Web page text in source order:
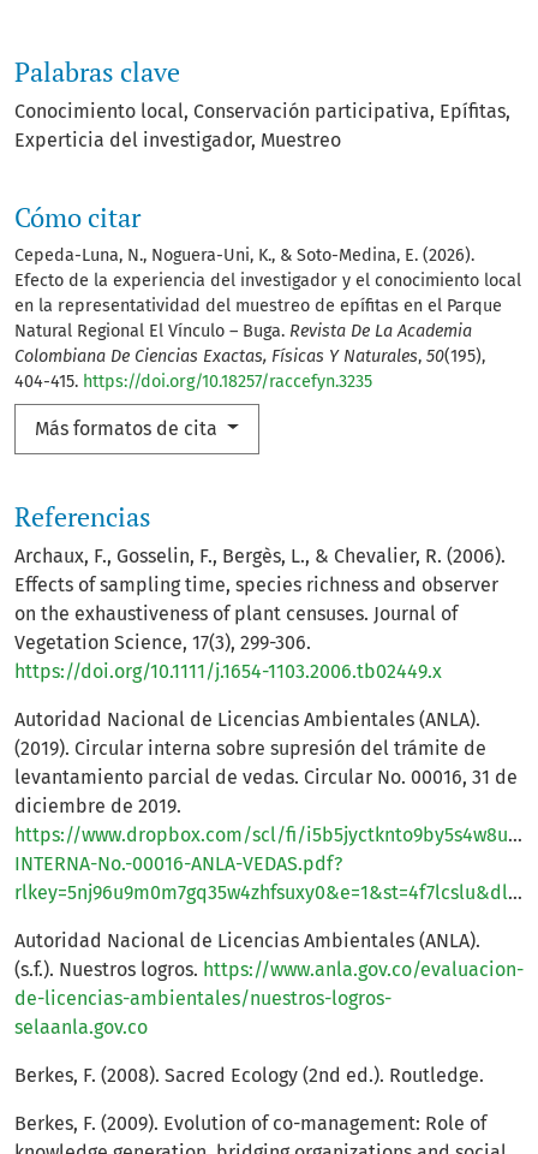
Palabras clave
Conocimiento local Conservación participativa Epífitas
Experticia del investigador Muestreo
Cómo citar
Cepeda-Luna, N., Noguera-Uni, K., & Soto-Medina, E. (2026).
Efecto de la experiencia del investigador y el conocimiento local
en la representatividad del muestreo de epífitas en el Parque
Natural Regional El Vínculo – Buga. Revista De La Academia
Colombiana De Ciencias Exactas, Físicas Y Naturales, 50(195),
404-415. https://doi.org/10.18257/raccefyn.3235
Más formatos de cita
Referencias
Archaux, F., Gosselin, F., Bergès, L., & Chevalier, R. (2006).
Effects of sampling time, species richness and observer
on the exhaustiveness of plant censuses. Journal of
Vegetation Science, 17(3), 299-306.
https://doi.org/10.1111/j.1654-1103.2006.tb02449.x
Autoridad Nacional de Licencias Ambientales (ANLA).
(2019). Circular interna sobre supresión del trámite de
levantamiento parcial de vedas. Circular No. 00016, 31 de
diciembre de 2019.
https://www.dropbox.com/scl/fi/i5b5jyctknto9by5s4w8u/
INTERNA-No.-00016-ANLA-VEDAS.pdf?
rlkey=5nj96u9m0m7gq35w4zhfsuxy0&e=1&st=4f7lcslu&dl=0
Autoridad Nacional de Licencias Ambientales (ANLA).
(s.f.). Nuestros logros. https://www.anla.gov.co/evaluacion-
de-licencias-ambientales/nuestros-logros-
selaanla.gov.co
Berkes, F. (2008). Sacred Ecology (2nd ed.). Routledge.
Berkes, F. (2009). Evolution of co-management: Role of